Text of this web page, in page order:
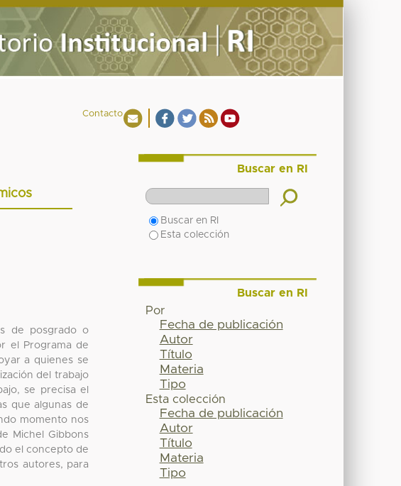
Contacto
de posgrado o
el Programa de
a quienes se
del trabajo
se precisa el
que algunas de
momento nos
Michel Gibbons
el concepto de
autores, para
Buscar en RI
Buscar en RI
Esta colección
Buscar en RI
Por
Fecha de publicación
Autor
Título
Materia
Tipo
Esta colección
Fecha de publicación
Autor
Título
Materia
Tipo